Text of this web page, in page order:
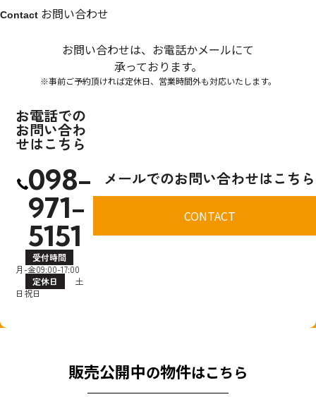
Contact お問い合わせ
お問い合わせは、お電話かメールにて
承っております。
※事前ご予約頂ければ定休日、営業時間外も対応いたします。
お電話での
お問い合わ
せはこちら
098-
971-
5151
受付時間
月-金09:00-17:00
定休日
土
日祝日
メールでのお問い合わせはこちら
CONTACT
販売公開中の物件はこちら